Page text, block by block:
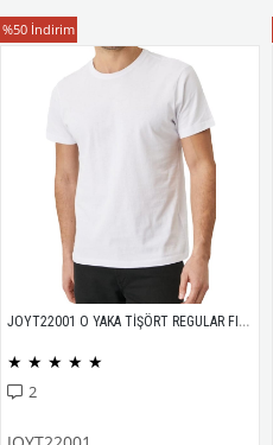
T-Shirt
JOYT22001 O YAKA TİŞÖRT REGULAR FIT %100 PAMUK COMPACK PENYE
★ ★ ★ ★ ★
2
%50 İndirim